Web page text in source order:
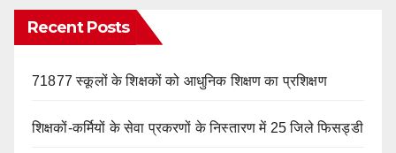
Recent Posts
71877 स्कूलों के शिक्षकों को आधुनिक शिक्षण का प्रशिक्षण
शिक्षकों-कर्मियों के सेवा प्रकरणों के निस्तारण में 25 जिले फिसड्डी